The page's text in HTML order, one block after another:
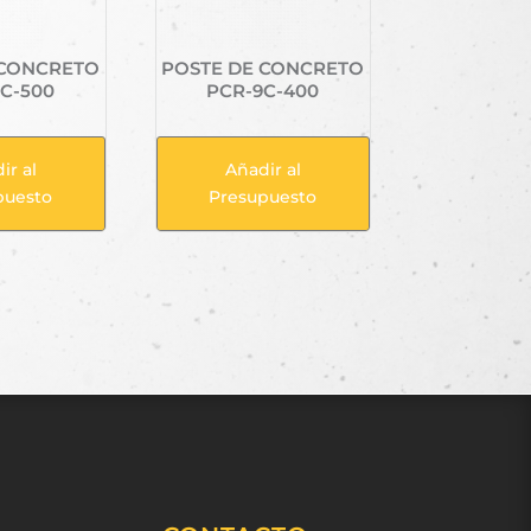
500
al
POSTE DE CONCRETO
PCR-9C-400
Añadir al
Presupuesto